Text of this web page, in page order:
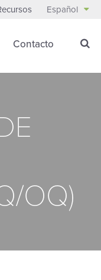
Español
Contacto
OQ)